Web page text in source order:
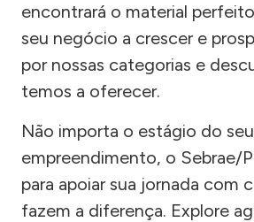
encontrará o material
seu negócio a crescer e
por nossas categorias e
temos a oferecer.
Não importa o estágio do seu
empreendimento, o Sebrae/
para apoiar sua jornada com
fazem a diferença. Explore